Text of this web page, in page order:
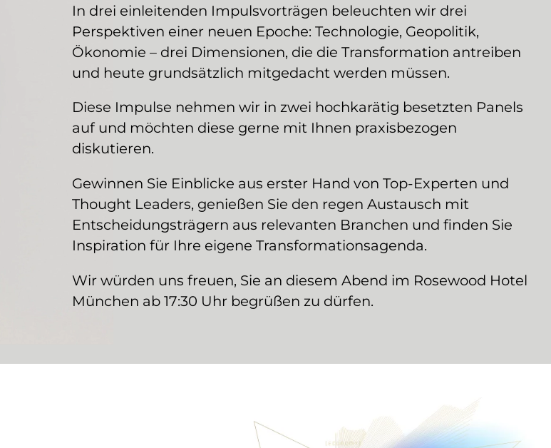
In drei einleitenden Impulsvorträgen beleuchten wir drei
Perspektiven einer neuen Epoche: Technologie, Geopolitik,
Ökonomie – drei Dimensionen, die die Transformation antreiben
und heute grundsätzlich mitgedacht werden müssen.
Diese Impulse nehmen wir in zwei hochkarätig besetzten Panels
auf und möchten diese gerne mit Ihnen praxisbezogen
diskutieren.
Gewinnen Sie Einblicke aus erster Hand von Top-Experten und
Thought Leaders, genießen Sie den regen Austausch mit
Entscheidungsträgern aus relevanten Branchen und finden Sie
Inspiration für Ihre eigene Transformationsagenda.
Wir würden uns freuen, Sie an diesem Abend im Rosewood Hotel
München ab 17:30 Uhr begrüßen zu dürfen.